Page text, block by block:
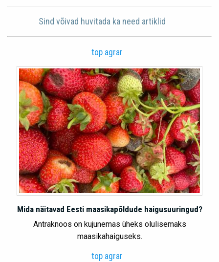
Sind võivad huvitada ka need artiklid
top agrar
Mida näitavad Eesti maasikapõldude haigusuuringud?
Antraknoos on kujunemas üheks olulisemaks
maasikahaiguseks.
top agrar